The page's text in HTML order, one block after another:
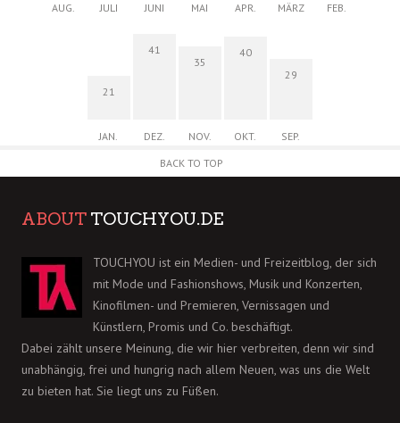
AUG. JULI JUNI MAI APR. MÄRZ FEB.
21
JAN.
41
DEZ.
35
NOV.
40
OKT.
29
SEP.
BACK TO TOP
ABOUT TOUCHYOU.DE
TOUCHYOU ist ein Medien- und Freizeitblog, der sich
mit Mode und Fashionshows, Musik und Konzerten,
Kinofilmen- und Premieren, Vernissagen und
Künstlern, Promis und Co. beschäftigt.
Dabei zählt unsere Meinung, die wir hier verbreiten, denn wir sind
unabhängig, frei und hungrig nach allem Neuen, was uns die Welt
zu bieten hat. Sie liegt uns zu Füßen.